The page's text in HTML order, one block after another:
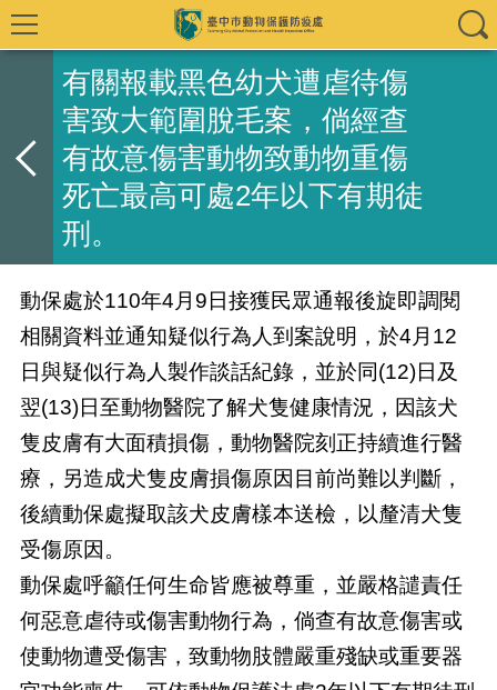
有關報載黑色幼犬遭虐待傷
害致大範圍脫毛案，倘經查
有故意傷害動物致動物重傷
死亡最高可處2年以下有期徒
刑。
動保處於110年4月9日接獲民眾通報後旋即調閱
相關資料並通知疑似行為人到案說明，於4月12
日與疑似行為人製作談話紀錄，並於同(12)日及
翌(13)日至動物醫院了解犬隻健康情況，因該犬
隻皮膚有大面積損傷，動物醫院刻正持續進行醫
療，另造成犬隻皮膚損傷原因目前尚難以判斷，
後續動保處擬取該犬皮膚樣本送檢，以釐清犬隻
受傷原因。
動保處呼籲任何生命皆應被尊重，並嚴格譴責任
何惡意虐待或傷害動物行為，倘查有故意傷害或
使動物遭受傷害，致動物肢體嚴重殘缺或重要器